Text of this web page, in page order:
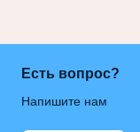
Есть вопрос?
Напишите нам